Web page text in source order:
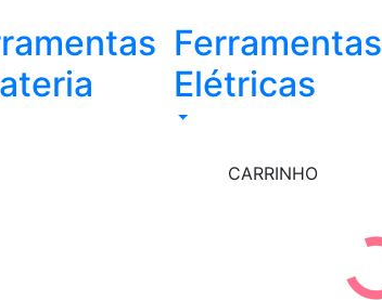
Ferramentas
Elétricas
CARRINHO